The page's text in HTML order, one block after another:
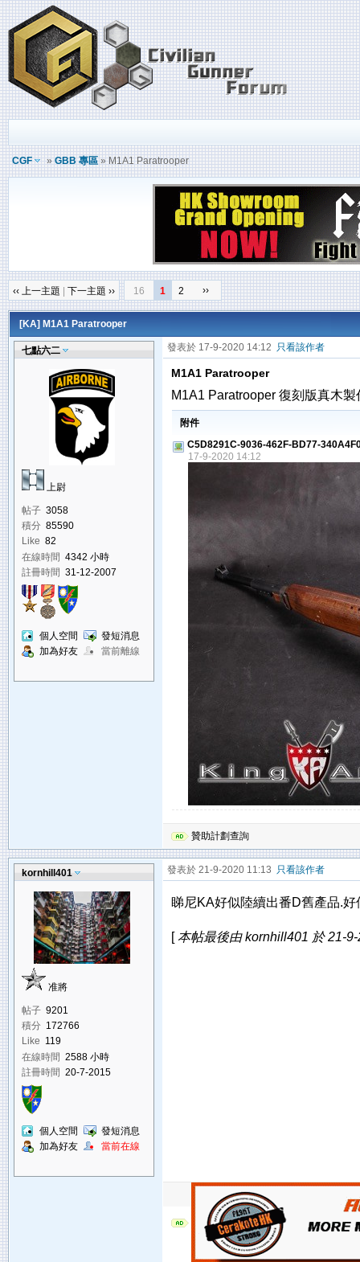
CGF »GBB 專區» M1A1 Paratrooper
‹‹ 上一主題 下一主題 ›› 16 1 2 ››
[KA] M1A1 Paratrooper
七點六二
上尉
帖子 3058
積分 85590
Like 82
在線時間 4342 小時
註冊時間 31-12-2007
個人空間
發短消息
加為好友
當前離線
發表於 17-9-2020 14:12 只看該作者
M1A1 Paratrooper
M1A1 Paratrooper 復刻版真木
附件
C5D8291C-9036-462F-BD77-
17-9-2020 14:12
贊助計劃查詢
kornhill401
准將
帖子 9201
積分 172766
Like 119
在線時間 2588 小時
註冊時間 20-7-2015
個人空間
發短消息
加為好友
當前在線
發表於 21-9-2020 11:13 只看該作者
睇尼KA好似陸續出番D舊產品.
[本帖最後由 kornhill401 於 21-